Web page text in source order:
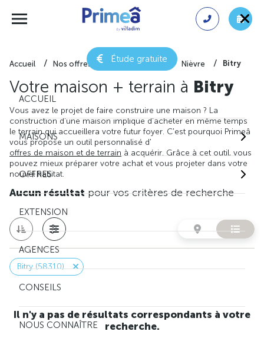
Étude gratuite
ACCUEIL
MAISONS
OFFRES
EXTENSION
AGENCES
CONSEILS
NOUS CONNAÎTRE
Accueil Nos offres de maison + terrain Nièvre Bitry
Votre maison + terrain à Bitry
Vous avez le projet de faire construire une maison ? La
construction d'une maison implique d'acheter en même temps
le terrain qui accueillera votre futur foyer. C'est pourquoi Primeâ
vous propose un outil personnalisé d'
offres de maison et de terrain à acquérir. Grâce à cet outil, vous
pouvez mieux préparer votre achat et vous projeter dans votre
nouvel habitat.
Aucun résultatpour vos critères de recherche
Bitry (58310)
Il n'y a pas de résultats correspondants à votre
recherche.